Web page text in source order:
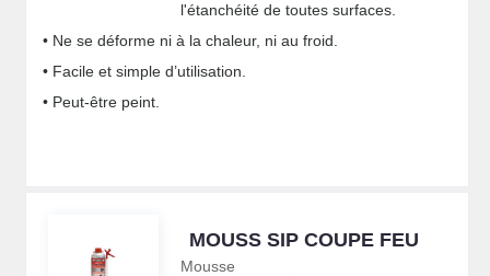
l'étanchéité de toutes surfaces.
• Ne se déforme ni à la chaleur, ni au froid.
• Facile et simple d’utilisation.
• Peut-être peint.
MOUSS SIP COUPE FEU
Mousse